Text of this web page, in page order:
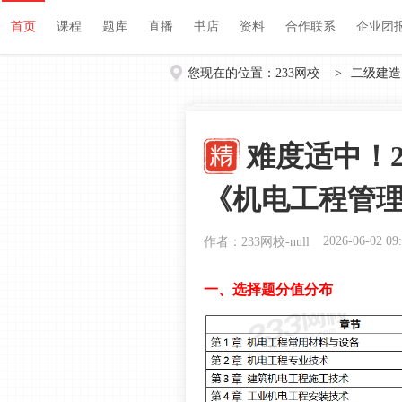
首页 课程 题库 直播 书店 资料 合作联系 企业团
首页 课程 题库 直播 书店 资料
您现在的位置： 233网校 > 二级建
难度适中！
《机电工程管
作者：233网校-null 2026-06-02
一、选择题分值分布